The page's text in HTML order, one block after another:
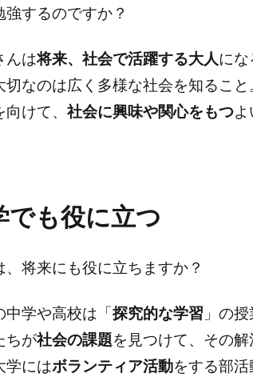
するのですか？
んは将来、社会で活躍する大人にな
切なのは広く多様な社会を知るこ
けて、 社会に興味や関心をもつ
でも役に立つ
将来にも役に立ちますか？
中学や高校は「探究的な学習 」の
ちが社会の課題を見つけて、その解
学にはボランティア活動をする部